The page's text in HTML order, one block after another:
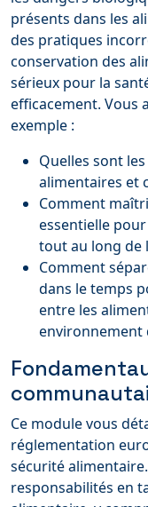
présents dans les
des pratiques
conservation des
sérieux pour la
efficacement. Vous
exemple :
Quelles sont
alimentaires et
Comment
essentielle
tout au long de
Comment
dans le temps
entre les
environnement
Ce module vous
réglementation
sécurité
responsabilités en